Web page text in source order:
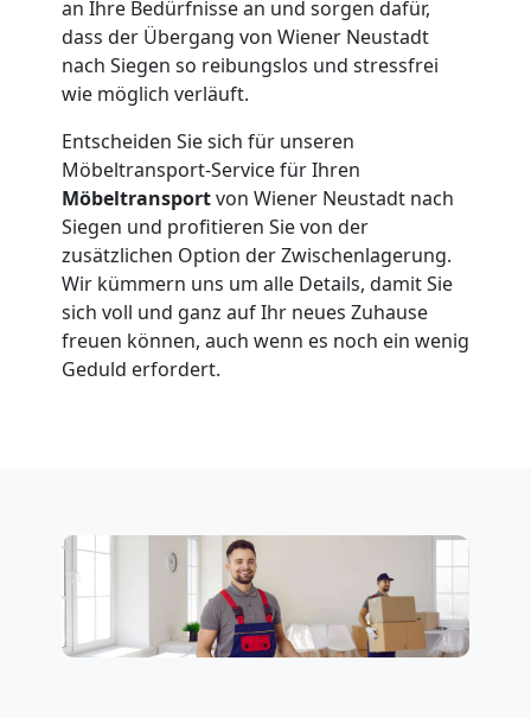
an Ihre Bedürfnisse an und sorgen dafür,
dass der Übergang von Wiener Neustadt
nach Siegen so reibungslos und stressfrei
wie möglich verläuft.
Entscheiden Sie sich für unseren
Möbeltransport-Service für Ihren
Möbeltransportvon Wiener Neustadt nach
Siegen und profitieren Sie von der
zusätzlichen Option der Zwischenlagerung.
Wir kümmern uns um alle Details, damit Sie
sich voll und ganz auf Ihr neues Zuhause
freuen können, auch wenn es noch ein wenig
Geduld erfordert.
Vereinsumzug
Wiener
Neustadt
Anfrage
Möbeltransport
National
International
Beiladung